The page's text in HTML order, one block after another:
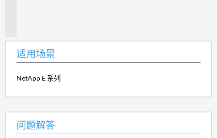
适用场景
NetApp E 系列
问题解答